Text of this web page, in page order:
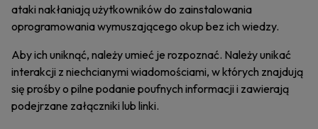
ataki nakłaniają użytkowników do zainstalowania
oprogramowania wymuszającego okup bez ich wiedzy.
Aby ich uniknąć, należy umieć je rozpoznać. Należy unikać
interakcji z niechcianymi wiadomościami, w których znajdują
się prośby o pilne podanie poufnych informacji i zawierają
podejrzane załączniki lub linki.